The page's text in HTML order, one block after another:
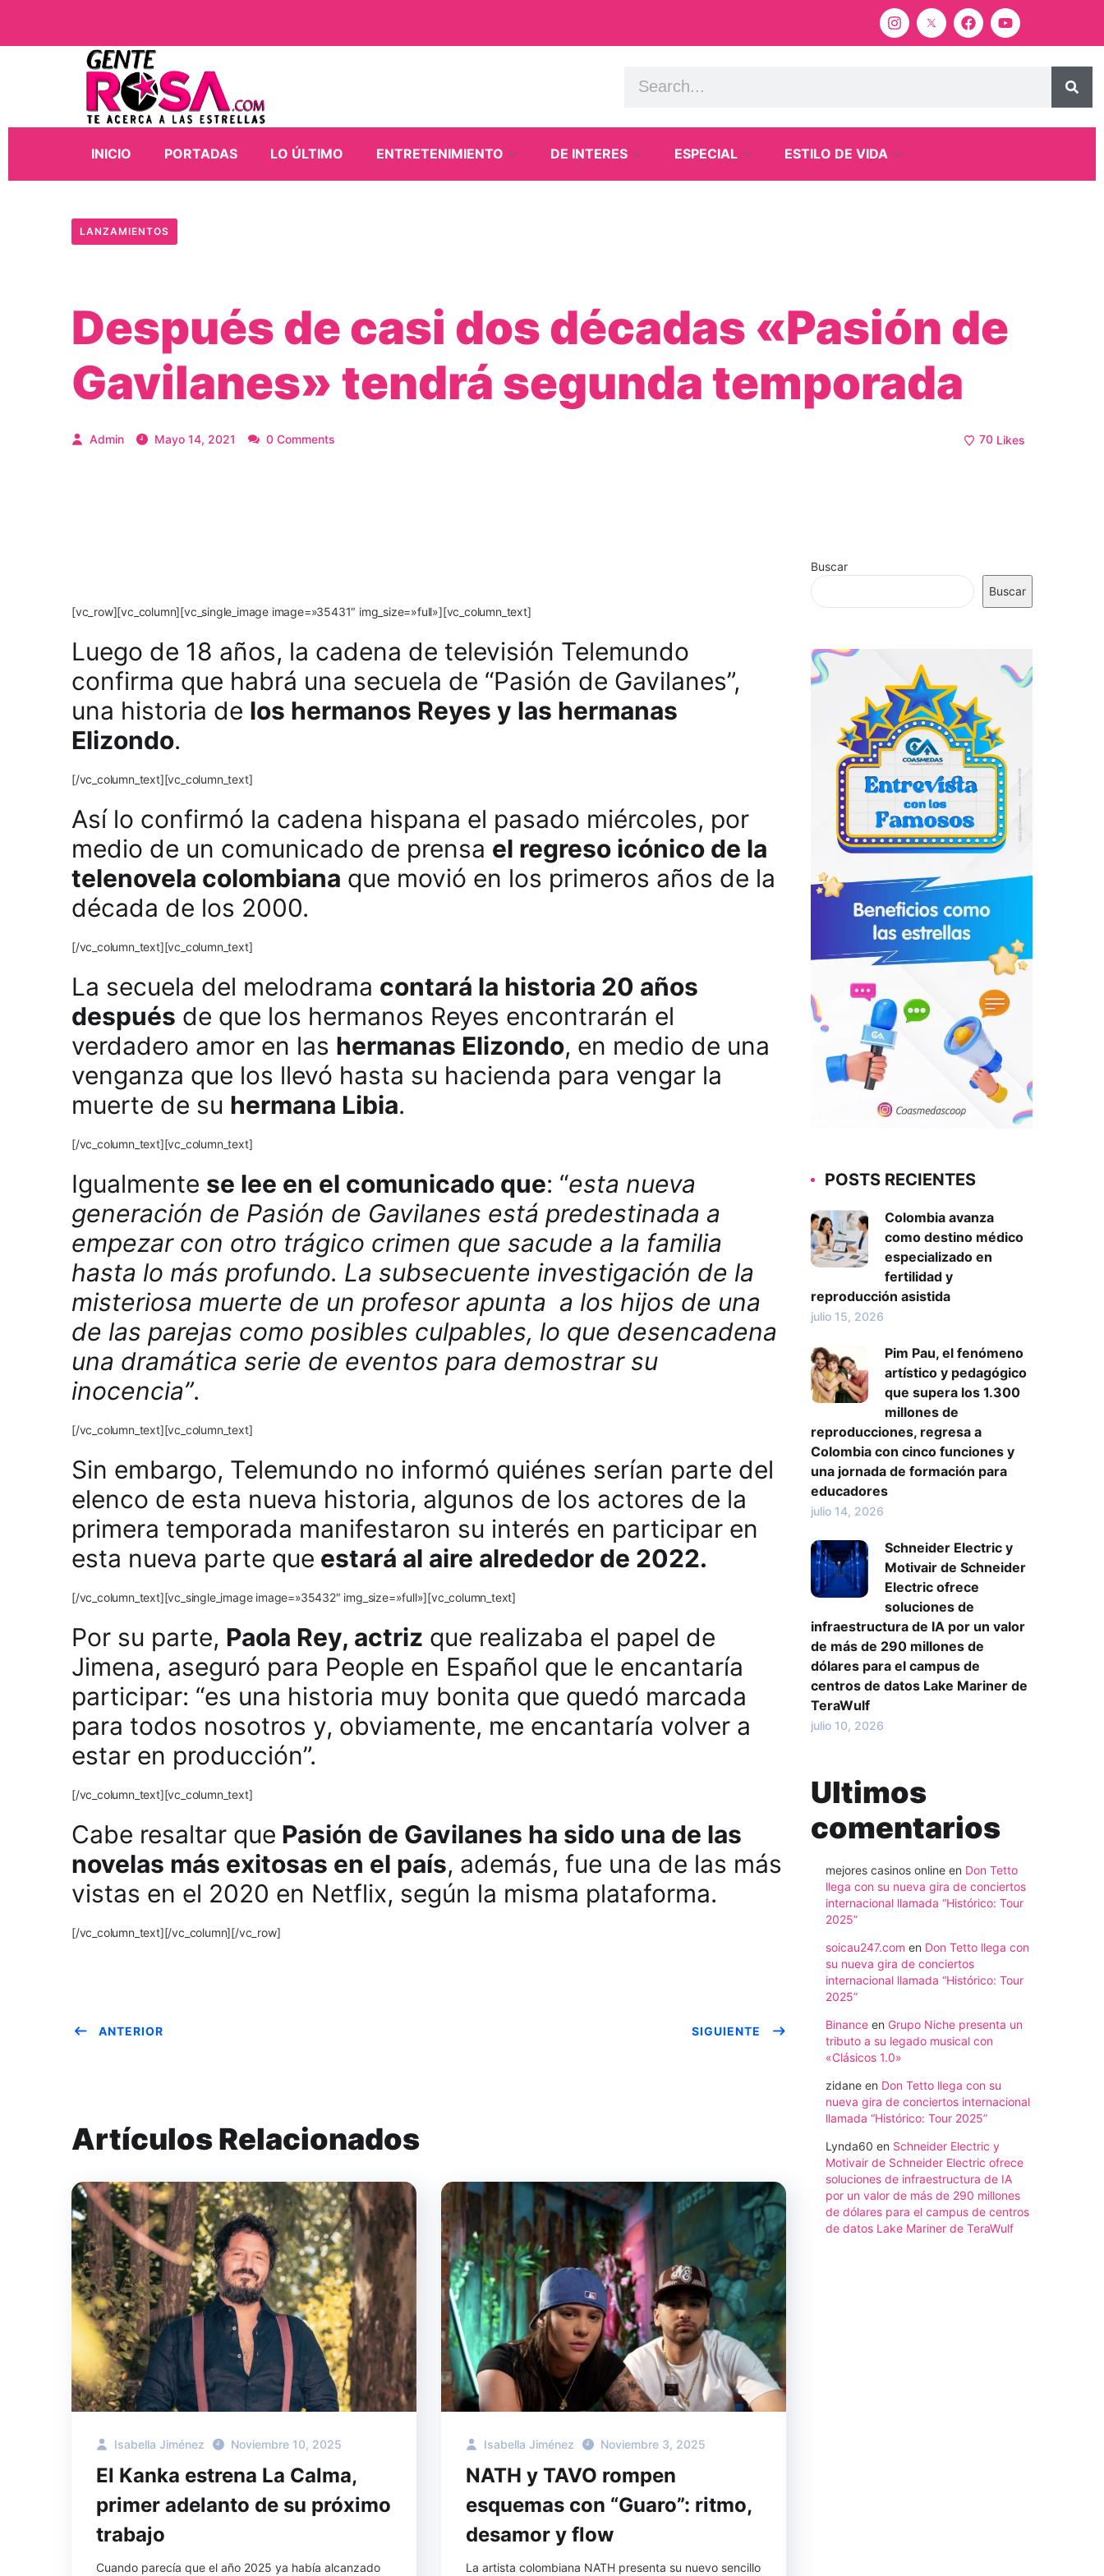
INICIO PORTADAS LO ÚLTIMO ENTRETENIMIENTO DE INTERES ESPECIAL ESTILO DE VIDA
LANZAMIENTOS
Después de casi dos décadas «Pasión de
Gavilanes» tendrá segunda temporada
Admin Mayo 14, 2021 0 Comments 70 Likes
[vc_row][vc_column][vc_single_image image=»35431″ img_size=»full»][vc_column_text]
Luego de 18 años, la cadena de televisión Telemundo
confirma que habrá una secuela de “Pasión de Gavilanes”,
una historia de los hermanos Reyes y las hermanas
Elizondo.
[/vc_column_text][vc_column_text]
Así lo confirmó la cadena hispana el pasado miércoles, por
medio de un comunicado de prensa el regreso icónico de la
telenovela colombiana que movió en los primeros años de la
década de los 2000.
[/vc_column_text][vc_column_text]
La secuela del melodrama contará la historia 20 años
después de que los hermanos Reyes encontrarán el
verdadero amor en las hermanas Elizondo, en medio de una
venganza que los llevó hasta su hacienda para vengar la
muerte de su hermana Libia.
[/vc_column_text][vc_column_text]
Igualmente se lee en el comunicado que: “esta nueva
generación de Pasión de Gavilanes está predestinada a
empezar con otro trágico crimen que sacude a la familia
hasta lo más profundo. La subsecuente investigación de la
misteriosa muerte de un profesor apunta a los hijos de una
de las parejas como posibles culpables, lo que desencadena
una dramática serie de eventos para demostrar su
inocencia”.
[/vc_column_text][vc_column_text]
Sin embargo, Telemundo no informó quiénes serían parte del
elenco de esta nueva historia, algunos de los actores de la
primera temporada manifestaron su interés en participar en
esta nueva parte que estará al aire alrededor de 2022.
[/vc_column_text][vc_single_image image=»35432″ img_size=»full»][vc_column_text]
Por su parte, Paola Rey, actriz que realizaba el papel de
Jimena, aseguró para People en Español que le encantaría
participar: “es una historia muy bonita que quedó marcada
para todos nosotros y, obviamente, me encantaría volver a
estar en producción”.
[/vc_column_text][vc_column_text]
Cabe resaltar que Pasión de Gavilanes ha sido una de las
novelas más exitosas en el país, además, fue una de las más
vistas en el 2020 en Netflix, según la misma plataforma.
[/vc_column_text][/vc_column][/vc_row]
ANTERIOR SIGUIENTE
Artículos Relacionados
Isabella Jiménez Noviembre 10, 2025
El Kanka estrena La Calma,
primer adelanto de su próximo
trabajo
Cuando parecía que el año 2025 ya había alcanzado
Isabella Jiménez Noviembre 3, 2025
NATH y TAVO rompen
esquemas con “Guaro”: ritmo,
desamor y flow
La artista colombiana NATH presenta su nuevo sencillo
Buscar
Buscar
POSTS RECIENTES
Colombia avanza
como destino médico
especializado en
fertilidad y
reproducción asistida
julio 15, 2026
Pim Pau, el fenómeno
artístico y pedagógico
que supera los 1.300
millones de
reproducciones, regresa a
Colombia con cinco funciones y
una jornada de formación para
educadores
julio 14, 2026
Schneider Electric y
Motivair de Schneider
Electric ofrece
soluciones de
infraestructura de IA por un valor
de más de 290 millones de
dólares para el campus de
centros de datos Lake Mariner de
TeraWulf
julio 10, 2026
Ultimos
comentarios
mejores casinos online en Don Tetto
llega con su nueva gira de conciertos
internacional llamada “Histórico: Tour
2025”
soicau247.com en Don Tetto llega con
su nueva gira de conciertos
internacional llamada “Histórico: Tour
2025”
Binance en Grupo Niche presenta un
tributo a su legado musical con
«Clásicos 1.0»
zidane en Don Tetto llega con su
nueva gira de conciertos internacional
llamada “Histórico: Tour 2025”
Lynda60 en Schneider Electric y
Motivair de Schneider Electric ofrece
soluciones de infraestructura de IA
por un valor de más de 290 millones
de dólares para el campus de centros
de datos Lake Mariner de TeraWulf